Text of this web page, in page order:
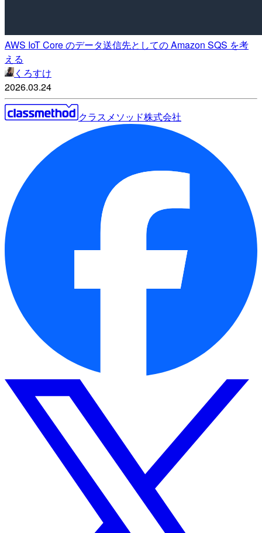
AWS IoT Core のデータ送信先としての Amazon SQS を考
える
くろすけ
2026.03.24
クラスメソッド株式会社